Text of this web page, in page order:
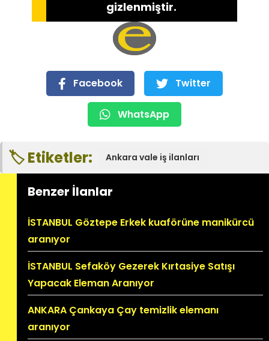
gizlenmiştir.
Facebook Twitter
WhatsApp
🏷️ Etiketler: Ankara vale iş ilanları
Benzer İlanlar
İSTANBUL Göztepe Erkek kuaförüne manikürcü
aranıyor
İSTANBUL Sefaköy Gezerek Kırtasiye Satışı
Yapacak Eleman Aranıyor
ANKARA Çankaya Çay temizlik elemanı
aranıyor